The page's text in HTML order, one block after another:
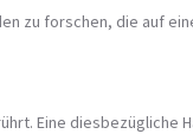
zu forschen, die auf
Eine diesbezügliche